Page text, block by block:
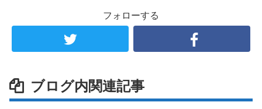
フォローする
ブログ内関連記事